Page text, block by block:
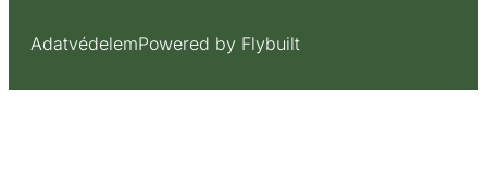
AdatvédelemPowered by Flybuilt